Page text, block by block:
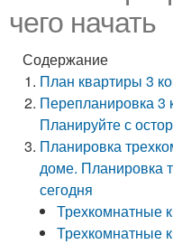
чего начать
Содержание
План квартиры 3
Перепланировка 3
Планируйте с
Планировка
доме. Планировка
сегодня
Трехкомнатные
Трехкомнатные